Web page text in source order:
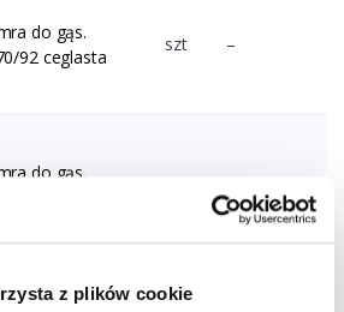
z plików cookie
do gąs.
92 ceglasta
szt –
do gąs.